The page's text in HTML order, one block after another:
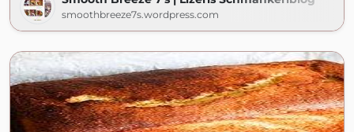
smoothbreeze7s.wordpress.com